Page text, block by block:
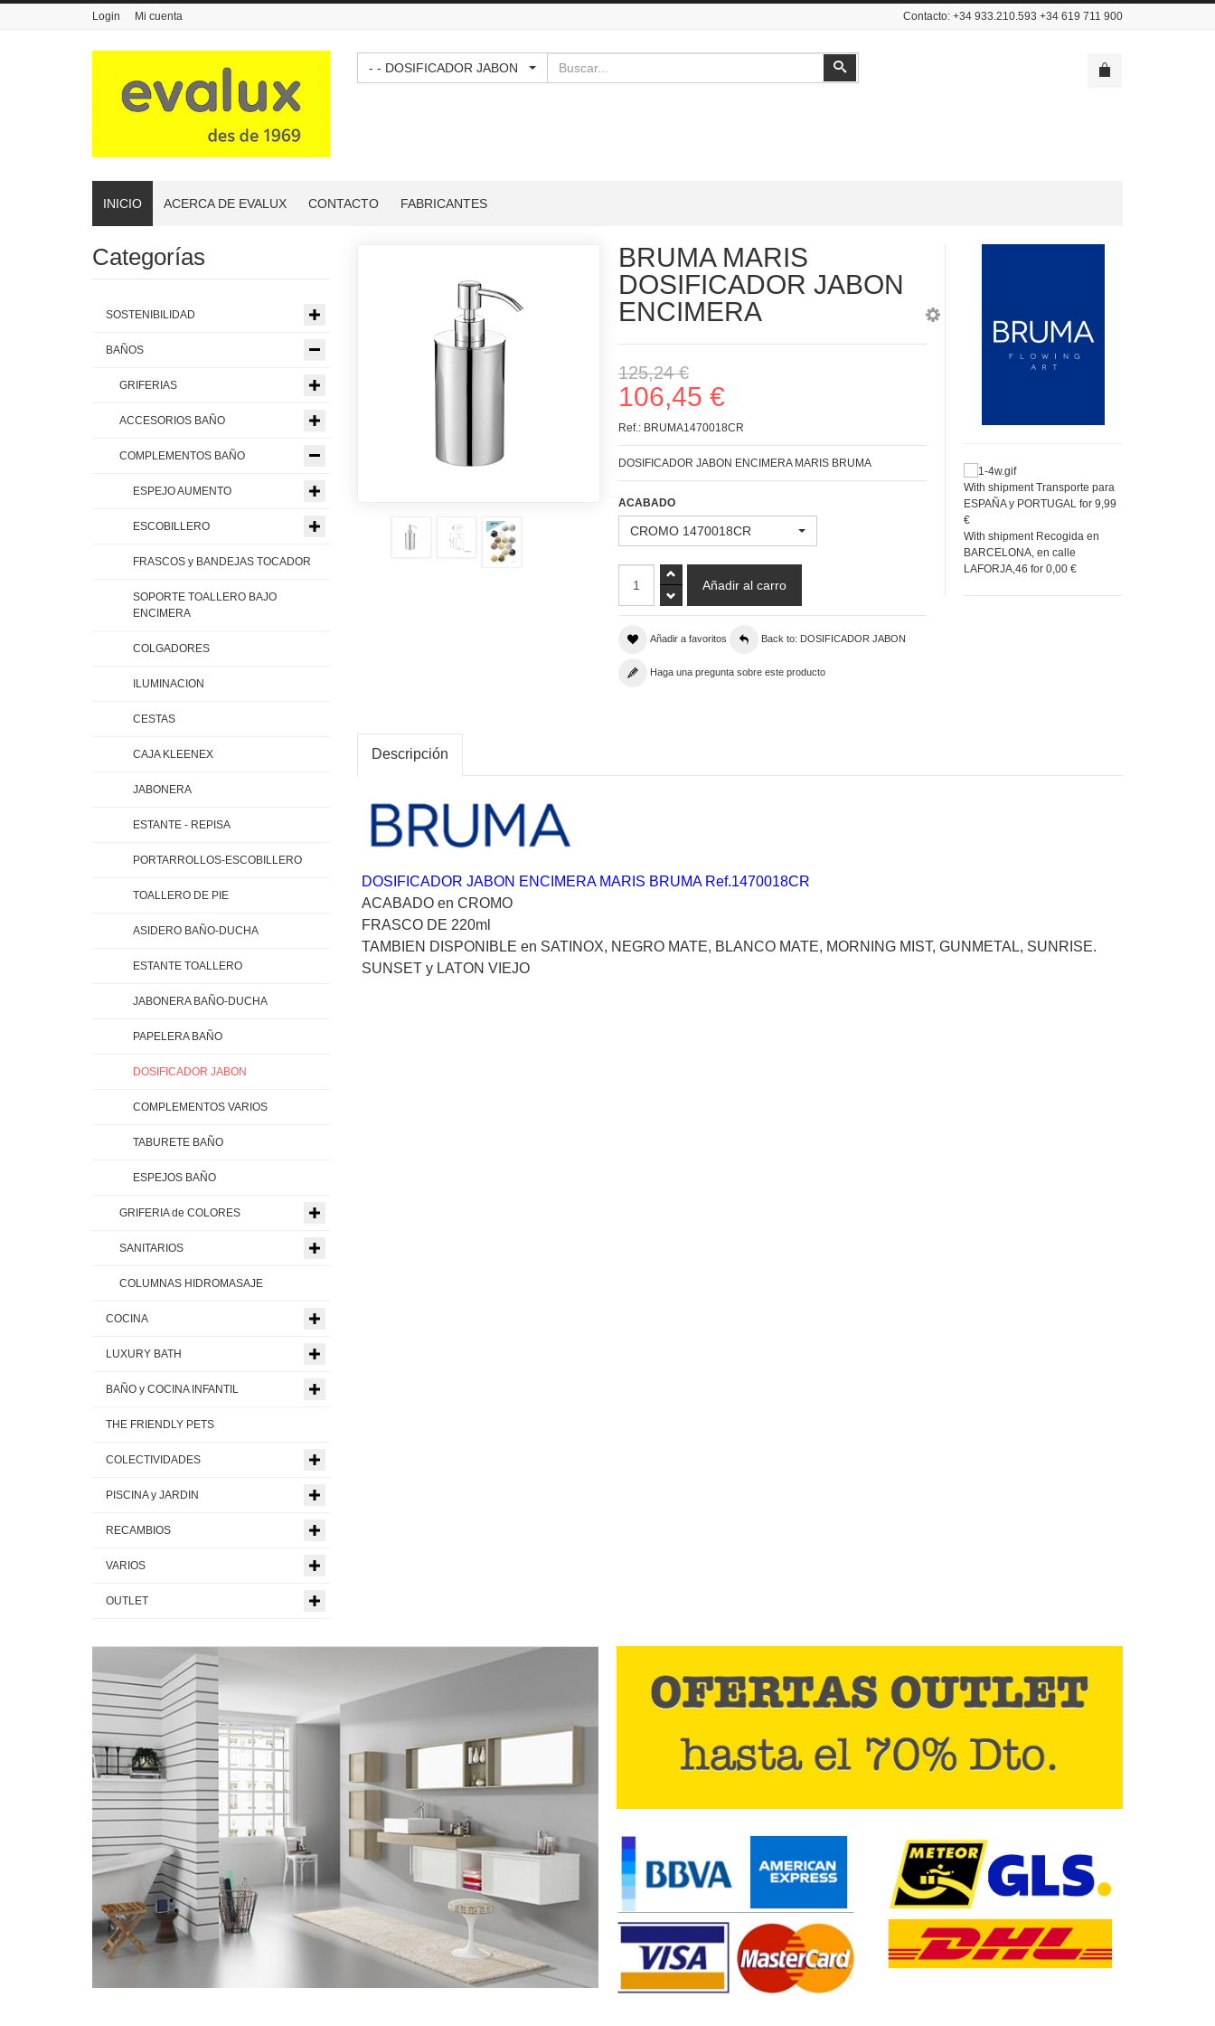
Login Mi cuenta Contacto: +34 933.210.593 +34 619 711 900
- - DOSIFICADOR JABON Buscar
INICIO ACERCA DE EVALUX CONTACTO FABRICANTES
BRUMA MARIS
DOSIFICADOR JABON
ENCIMERA
125,24 €
106,45 €
Ref.: BRUMA1470018CR
DOSIFICADOR JABON ENCIMERA MARIS BRUMA
ACABADO
CROMO 1470018CR
Añadir a favoritos Back to: DOSIFICADOR JABON
Haga una pregunta sobre este producto
With shipment Transporte para
ESPAÑA y PORTUGAL for 9,99
€
With shipment Recogida en
BARCELONA, en calle
LAFORJA,46 for 0,00 €
Descripción
DOSIFICADOR JABON ENCIMERA MARIS BRUMA Ref.1470018CR
ACABADO en CROMO
FRASCO DE 220ml
TAMBIEN DISPONIBLE en SATINOX, NEGRO MATE, BLANCO MATE, MORNING MIST, GUNMETAL, SUNRISE.
SUNSET y LATON VIEJO
Categorías
SOSTENIBILIDAD
BAÑOS
GRIFERIAS
ACCESORIOS BAÑO
COMPLEMENTOS BAÑO
ESPEJO AUMENTO
ESCOBILLERO
FRASCOS y BANDEJAS TOCADOR
SOPORTE TOALLERO BAJO
ENCIMERA
COLGADORES
ILUMINACION
CESTAS
CAJA KLEENEX
JABONERA
ESTANTE - REPISA
PORTARROLLOS-ESCOBILLERO
TOALLERO DE PIE
ASIDERO BAÑO-DUCHA
ESTANTE TOALLERO
JABONERA BAÑO-DUCHA
PAPELERA BAÑO
DOSIFICADOR JABON
COMPLEMENTOS VARIOS
TABURETE BAÑO
ESPEJOS BAÑO
GRIFERIA de COLORES
SANITARIOS
COLUMNAS HIDROMASAJE
COCINA
LUXURY BATH
BAÑO y COCINA INFANTIL
THE FRIENDLY PETS
COLECTIVIDADES
PISCINA y JARDIN
RECAMBIOS
VARIOS
OUTLET